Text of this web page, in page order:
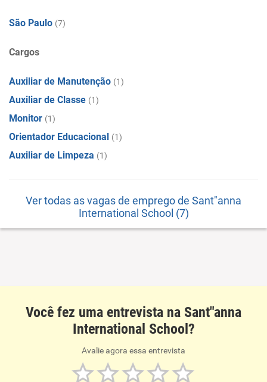
São Paulo (7)
Cargos
Auxiliar de Manutenção (1)
Auxiliar de Classe (1)
Monitor (1)
Orientador Educacional (1)
Auxiliar de Limpeza (1)
Ver todas as vagas de emprego de Sant"anna
International School (7)
Você fez uma entrevista na Sant"anna
International School?
Avalie agora essa entrevista